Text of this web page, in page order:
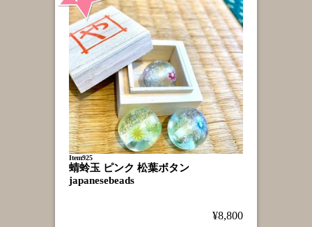
Item925
蜻蛉玉 ピンク 松葉ボタン
japanesebeads
¥8,800